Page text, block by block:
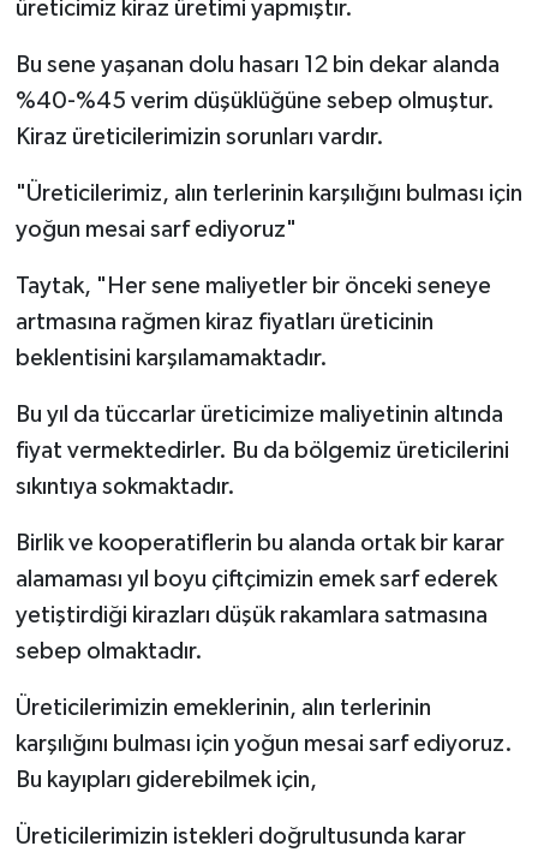
üreticimiz kiraz üretimi yapmıştır.
Bu sene yaşanan dolu hasarı 12 bin dekar alanda
%40-%45 verim düşüklüğüne sebep olmuştur.
Kiraz üreticilerimizin sorunları vardır.
"Üreticilerimiz, alın terlerinin karşılığını bulması için
yoğun mesai sarf ediyoruz"
Taytak, "Her sene maliyetler bir önceki seneye
artmasına rağmen kiraz fiyatları üreticinin
beklentisini karşılamamaktadır.
Bu yıl da tüccarlar üreticimize maliyetinin altında
fiyat vermektedirler. Bu da bölgemiz üreticilerini
sıkıntıya sokmaktadır.
Birlik ve kooperatiflerin bu alanda ortak bir karar
alamaması yıl boyu çiftçimizin emek sarf ederek
yetiştirdiği kirazları düşük rakamlara satmasına
sebep olmaktadır.
Üreticilerimizin emeklerinin, alın terlerinin
karşılığını bulması için yoğun mesai sarf ediyoruz.
Bu kayıpları giderebilmek için,
Üreticilerimizin istekleri doğrultusunda karar